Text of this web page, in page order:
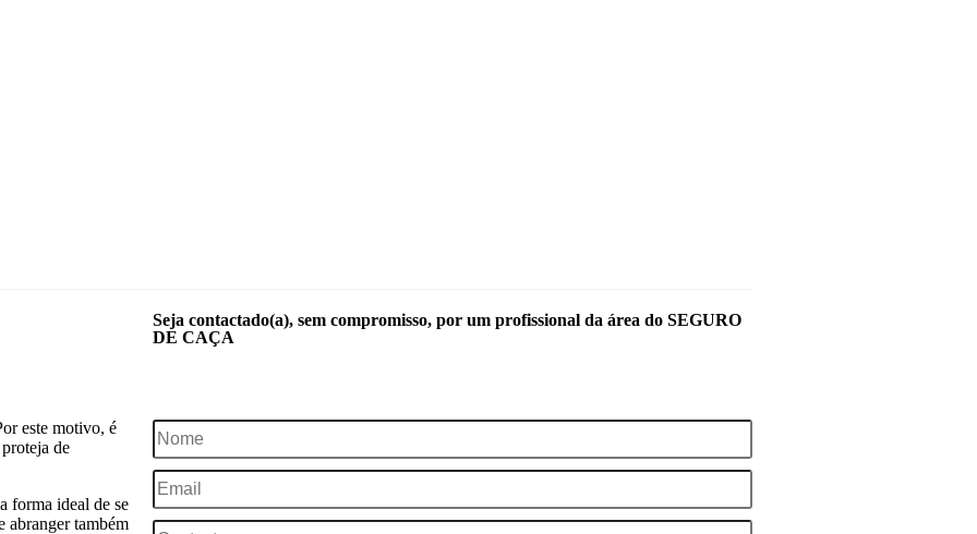
este motivo, é
de
forma ideal de se
abranger também
Seja contactado(a), sem compromisso, por um profissional da área do SEGURO
DE CAÇA